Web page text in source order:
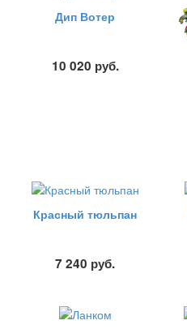
Дип Вотер
10 020 руб.
Красный тюльпан
7 240 руб.